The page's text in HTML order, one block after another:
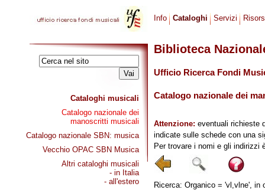
Cataloghi musicali
Catalogo nazionale dei
manoscritti musicali
Catalogo nazionale SBN: musica
Vecchio OPAC SBN Musica
Altri cataloghi musicali
- in Italia
- all'estero
Info Cataloghi Servizi
Biblioteca
Ufficio Ricerca Fondi
Catalogo nazionale dei
Attenzione: eventuali richieste
indicate sulle schede con una
Per trovare i nomi e gli indirizzi
Ricerca: Organico = 'vl,vlne', in